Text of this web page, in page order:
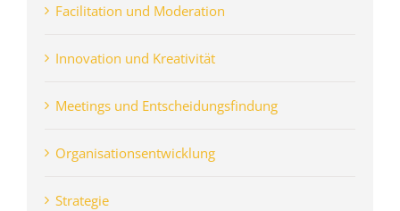
Facilitation und Moderation
Innovation und Kreativität
Meetings und Entscheidungsfindung
Organisationsentwicklung
Strategie